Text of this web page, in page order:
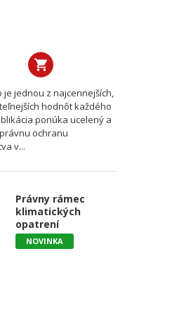
jednou z najcennejších,
hodnôt každého
ponúka ucelený a
ochranu
v...
Právny rámec
klimatických
opatrení
NOVINKA